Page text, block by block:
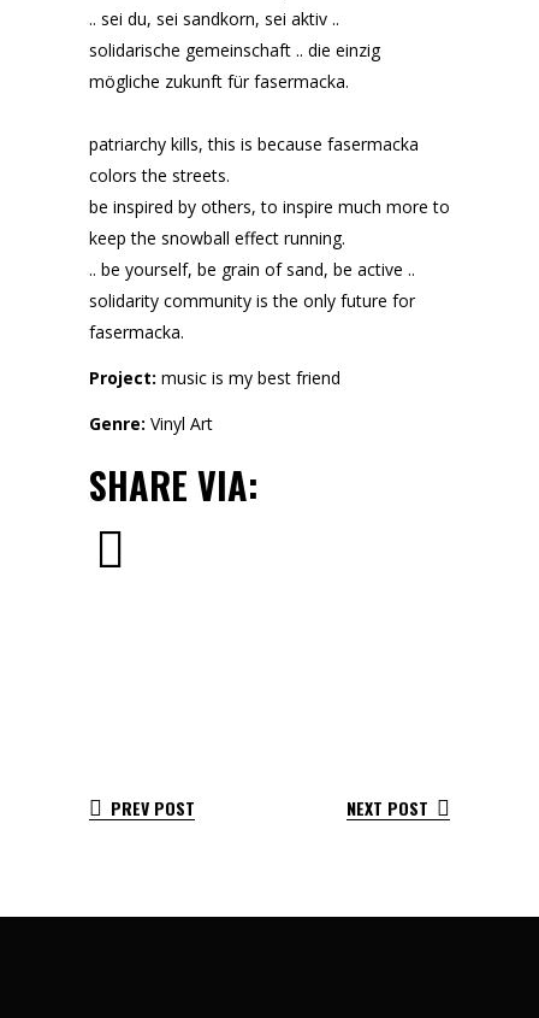
.. sei du, sei sandkorn, sei aktiv ..
solidarische gemeinschaft .. die einzig
mögliche zukunft für fasermacka.
patriarchy kills, this is because fasermacka
colors the streets.
be inspired by others, to inspire much more to
keep the snowball effect running.
.. be yourself, be grain of sand, be active ..
solidarity community is the only future for
fasermacka.
Project: music is my best friend
Genre: Vinyl Art
SHARE VIA:
PREV POST NEXT POST